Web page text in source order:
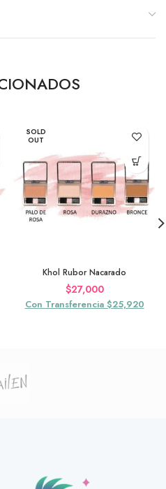
SOLD
OUT
Khol Rubor Nacarado
$27,000
Con Transferencia $25,920